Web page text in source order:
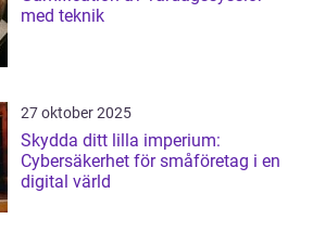
med teknik
27 oktober 2025
Skydda ditt lilla imperium:
Cybersäkerhet för småföretag i en
digital värld